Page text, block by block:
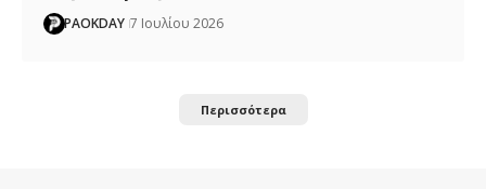
PAOKDAY 7 Ιουλίου 2026
Περισσότερα